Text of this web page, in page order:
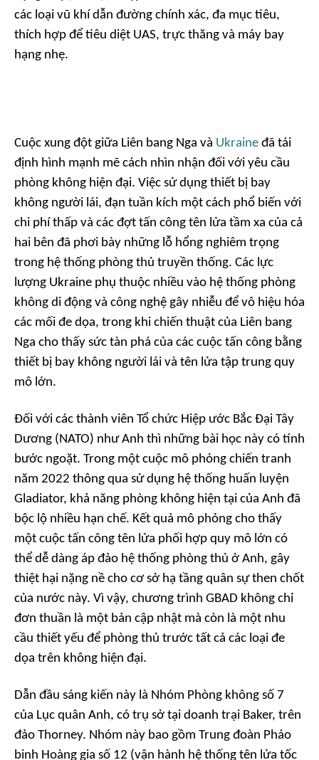
các loại vũ khí dẫn đường chính xác, đa mục tiêu,
thích hợp để tiêu diệt UAS, trực thăng và máy bay
hạng nhẹ.
Cuộc xung đột giữa Liên bang Nga và Ukraine đã tái
định hình mạnh mẽ cách nhìn nhận đối với yêu cầu
phòng không hiện đại. Việc sử dụng thiết bị bay
không người lái, đạn tuần kích một cách phổ biến với
chi phí thấp và các đợt tấn công tên lửa tầm xa của cả
hai bên đã phơi bày những lỗ hổng nghiêm trọng
trong hệ thống phòng thủ truyền thống. Các lực
lượng Ukraine phụ thuộc nhiều vào hệ thống phòng
không di động và công nghệ gây nhiễu để vô hiệu hóa
các mối đe dọa, trong khi chiến thuật của Liên bang
Nga cho thấy sức tàn phá của các cuộc tấn công bằng
thiết bị bay không người lái và tên lửa tập trung quy
mô lớn.
Đối với các thành viên Tổ chức Hiệp ước Bắc Đại Tây
Dương (NATO) như Anh thì những bài học này có tính
bước ngoặt. Trong một cuộc mô phỏng chiến tranh
năm 2022 thông qua sử dụng hệ thống huấn luyện
Gladiator, khả năng phòng không hiện tại của Anh đã
bộc lộ nhiều hạn chế. Kết quả mô phỏng cho thấy
một cuộc tấn công tên lửa phối hợp quy mô lớn có
thể dễ dàng áp đảo hệ thống phòng thủ ở Anh, gây
thiệt hại nặng nề cho cơ sở hạ tầng quân sự then chốt
của nước này. Vì vậy, chương trình GBAD không chỉ
đơn thuần là một bản cập nhật mà còn là một nhu
cầu thiết yếu để phòng thủ trước tất cả các loại đe
dọa trên không hiện đại.
Dẫn đầu sáng kiến này là Nhóm Phòng không số 7
của Lục quân Anh, có trụ sở tại doanh trại Baker, trên
đảo Thorney. Nhóm này bao gồm Trung đoàn Pháo
binh Hoàng gia số 12 (vận hành hệ thống tên lửa tốc